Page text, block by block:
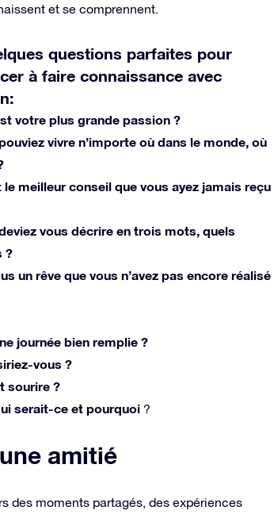
et se comprennent.
questions parfaites pour
à faire connaissance avec
votre plus grande passion ?
vivre n’importe où dans le monde, où
le meilleur conseil que vous ayez jamais reçu
vous décrire en trois mots, quels
?
un rêve que vous n’avez pas encore réalisé
journée bien remplie ?
vous ?
sourire ?
serait-ce et pourquoi ?
amitié
des moments partagés, des expériences